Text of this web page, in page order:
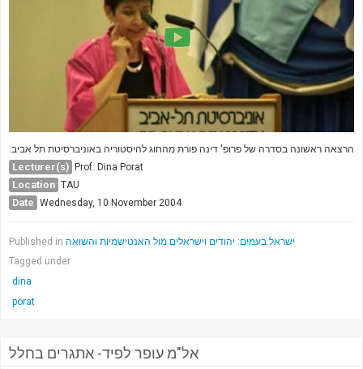
הרצאה ראשונה בסדרה של פרופ' דינה פורת מהחוג להיסטוריה באוניברסיטת תל אביב.
Lecturer(s) Prof. Dina Porat
Location TAU
Date Wednesday, 10 November 2004
Published in ישראל בעמים: יהודים וישראלים מול האנטישמיות והשואה
Tagged under
dina
porat
אל"מ עופר לפיד- אתגרים בחלל